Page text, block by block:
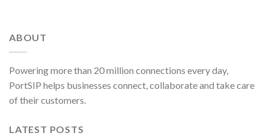
ABOUT
Powering more than 20 million connections every day,
PortSIP helps businesses connect, collaborate and take care
of their customers.
LATEST POSTS